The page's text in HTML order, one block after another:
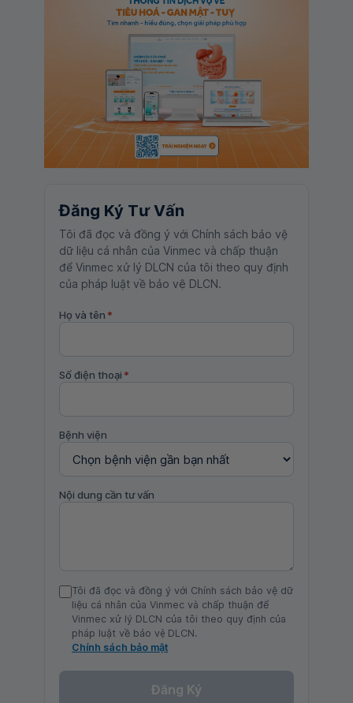
Đăng Ký Tư Vấn
Tôi đã đọc và đồng ý với Chính sách bảo vệ
dữ liệu cá nhân của Vinmec và chấp thuận
để Vinmec xử lý DLCN của tôi theo quy định
của pháp luật về bảo vệ DLCN.
Họ và tên *
Số điện thoại *
Bệnh viện
Nội dung cần tư vấn
Tôi đã đọc và đồng ý với Chính sách bảo vệ dữ
liệu cá nhân của Vinmec và chấp thuận để
Vinmec xử lý DLCN của tôi theo quy định của
pháp luật về bảo vệ DLCN.
Chính sách bảo mật
Đăng Ký